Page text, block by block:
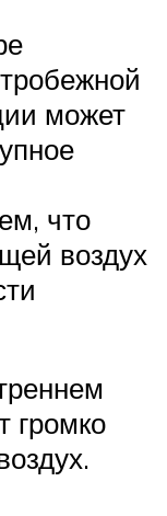
может
что
воздух
громко